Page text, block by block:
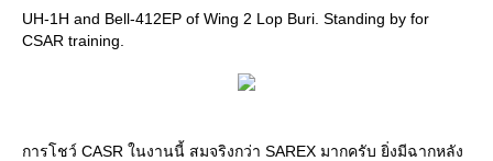
UH-1H and Bell-412EP of Wing 2 Lop Buri. Standing by for
CSAR training.
การโชว์ CASR ในงานนี้ สมจริงกว่า SAREX มากครับ ยิ่งมีฉากหลัง